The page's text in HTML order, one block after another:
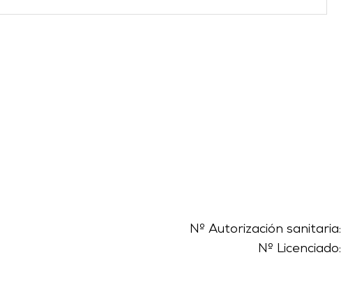
Nº Autorización sanitaria:
Nº Licenciado: